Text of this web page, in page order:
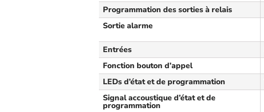
Programmation des sorties à relais
Sortie alarme
Entrées
Fonction bouton d’appel
LEDs d’état et de programmation
Signal accoustique d’état et de
programmation